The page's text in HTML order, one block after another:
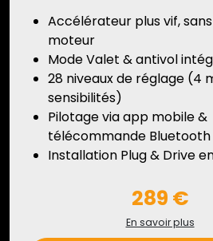
Accélérateur plus vif,
moteur
Mode Valet & antivol
28 niveaux de réglage (4
sensibilités)
Pilotage via app mobile &
télécommande Bluetooth
Installation Plug & Drive
289 €
En savoir plus